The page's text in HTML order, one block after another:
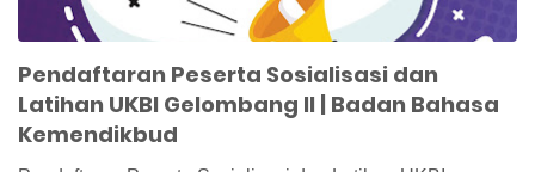
Pendaftaran Peserta Sosialisasi dan
Latihan UKBI Gelombang II | Badan Bahasa
Kemendikbud